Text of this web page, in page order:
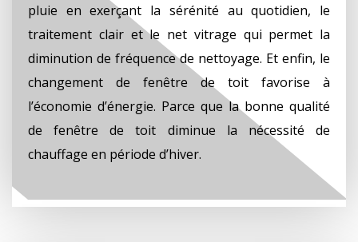
pluie en exerçant la sérénité au quotidien, le
traitement clair et le net vitrage qui permet la
diminution de fréquence de nettoyage. Et enfin, le
changement de fenêtre de toit favorise à
l’économie d’énergie. Parce que la bonne qualité
de fenêtre de toit diminue la nécessité de
chauffage en période d’hiver.